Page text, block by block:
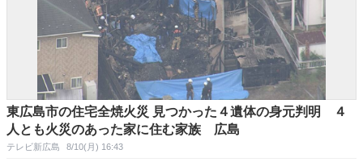
東広島市の住宅全焼火災 見つかった４遺体の身元判明 ４
人とも火災のあった家に住む家族 広島
テレビ新広島 8/10(月) 16:43